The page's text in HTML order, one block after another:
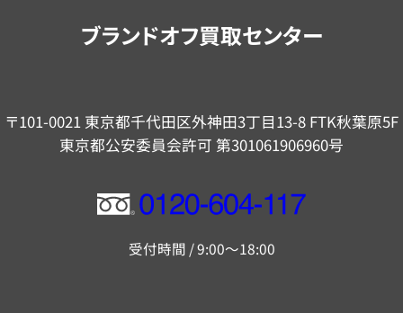
ブランドオフ買取センター
〒101-0021 東京都千代田区外神田3丁目13-8 FTK秋葉原5F
東京都公安委員会許可 第301061906960号
フ
ー
受付時間 / 9:00～18:00